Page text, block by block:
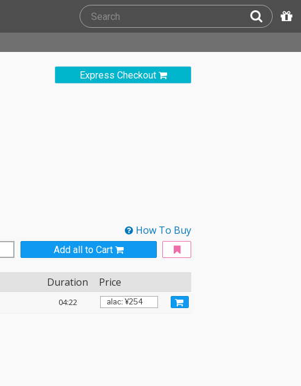
Express Checkout
How To Buy
Add all to Cart
Duration Price
04:22